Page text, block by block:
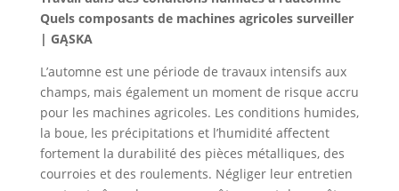
Quels composants de machines agricoles surveiller
| GĄSKA
L’automne est une période de travaux intensifs aux
champs, mais également un moment de risque accru
pour les machines agricoles. Les conditions humides,
la boue, les précipitations et l’humidité affectent
fortement la durabilité des pièces métalliques, des
courroies et des roulements. Négliger leur entretien